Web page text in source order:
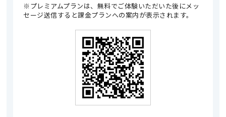
※プレミアムプランは、無料でご体験いただいた後にメッ
セージ送信すると課金プランへの案内が表示されます。